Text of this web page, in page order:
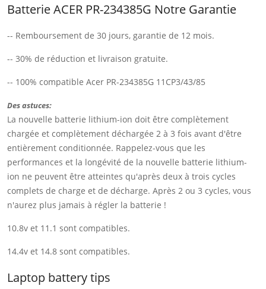
Batterie ACER PR-234385G Notre Garantie
-- Remboursement de 30 jours, garantie de 12 mois.
-- 30% de réduction et livraison gratuite.
-- 100% compatible Acer PR-234385G 11CP3/43/85
Des astuces:
La nouvelle batterie lithium-ion doit être complètement
chargée et complètement déchargée 2 à 3 fois avant d'être
entièrement conditionnée. Rappelez-vous que les
performances et la longévité de la nouvelle batterie lithium-
ion ne peuvent être atteintes qu'après deux à trois cycles
complets de charge et de décharge. Après 2 ou 3 cycles, vous
n'aurez plus jamais à régler la batterie !
10.8v et 11.1 sont compatibles.
14.4v et 14.8 sont compatibles.
Laptop battery tips